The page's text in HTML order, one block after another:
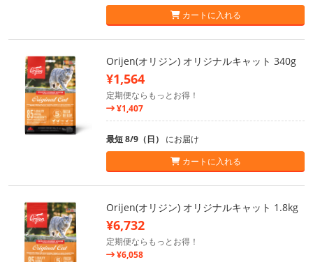
カートに入れる
Orijen(オリジン) オリジナルキャット 340g
¥1,564
定期便ならもっとお得！
¥1,407
最短 8/9（日） にお届け
カートに入れる
Orijen(オリジン) オリジナルキャット 1.8kg
¥6,732
定期便ならもっとお得！
¥6,058